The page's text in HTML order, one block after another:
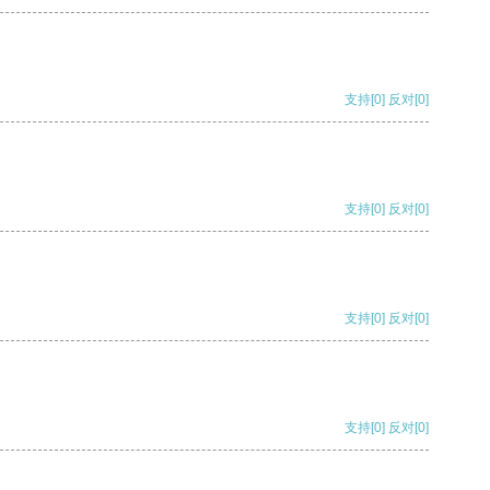
支持[0] 反对[0]
支持[0] 反对[0]
支持[0] 反对[0]
支持[0] 反对[0]